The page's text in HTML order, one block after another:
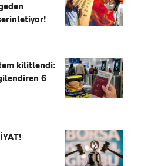
kilitlendi:
6